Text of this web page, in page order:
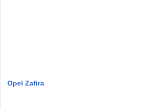
Opel Zafira